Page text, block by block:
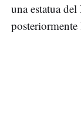
una estatua del